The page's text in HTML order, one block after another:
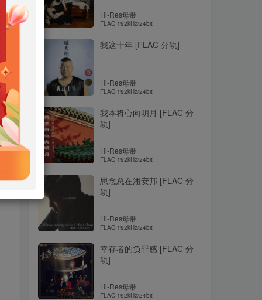
Hi-Res母带
FLAC|192kHz/24bit
我这十年 [FLAC 分轨]
Hi-Res母带
FLAC|192kHz/24bit
我本将心向明月 [FLAC 分
轨]
Hi-Res母带
FLAC|192kHz/24bit
思念总在潘安邦 [FLAC 分
轨]
Hi-Res母带
FLAC|192kHz/24bit
幸存者的负罪感 [FLAC 分
轨]
Hi-Res母带
FLAC|192kHz/24bit